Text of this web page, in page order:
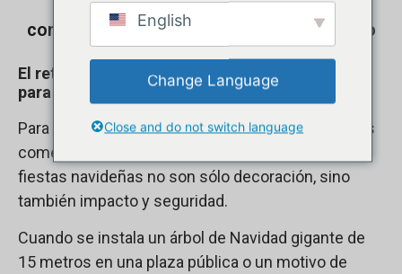
Diseñamos la iluminación navideña
comercial y las esculturas de gran tamaño
más duraderas del mundo
El reto: por qué fracasan los proyectos “listos
para usar” a gran escala
Para los ayuntamientos, los gestores inmobiliarios
comerciales y los organizadores de eventos, las
fiestas navideñas no son sólo decoración, sino
también impacto y seguridad.
Cuando se instala un árbol de Navidad gigante de
15 metros en una plaza pública o un motivo de
English
Change Language
Close and do not switch language